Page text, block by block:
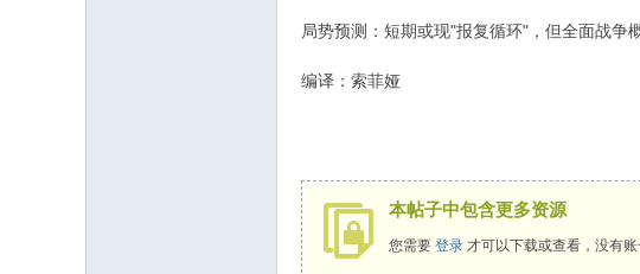
局势预测：短期或现"报复循环"，但全面战争
编译：索菲娅
本帖子中包含更多资源
您需要 登录 才可以下载或查看，没有账